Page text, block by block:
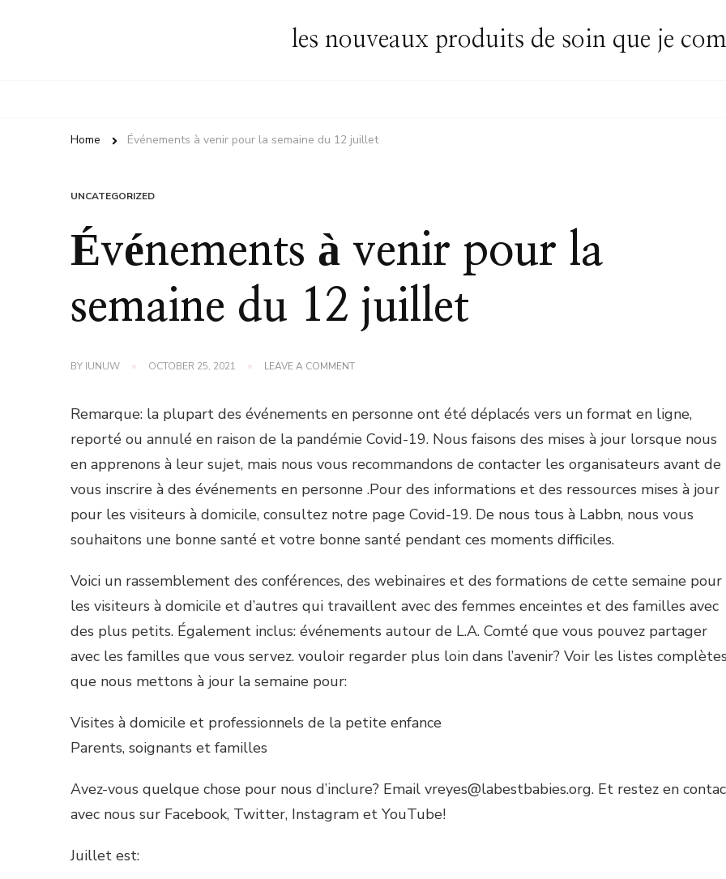
les nouveaux produits de soin que je
Home Événements à venir pour la semaine du 12 juillet
UNCATEGORIZED
Événements à venir pour la
semaine du 12 juillet
BY IUNUW OCTOBER 25, 2021 LEAVE A COMMENTON
POUR
LA
SEMAINE
DU
JUILLET
Remarque: la plupart des événements en personne ont été déplacés vers un format en ligne,
reporté ou annulé en raison de la pandémie Covid-19. Nous faisons des mises à jour lorsque nous
en apprenons à leur sujet, mais nous vous recommandons de contacter les organisateurs avant de
vous inscrire à des événements en personne .Pour des informations et des ressources mises à jour
pour les visiteurs à domicile, consultez notre page Covid-19. De nous tous à Labbn, nous vous
souhaitons une bonne santé et votre bonne santé pendant ces moments difficiles.
Voici un rassemblement des conférences, des webinaires et des formations de cette semaine pour
les visiteurs à domicile et d’autres qui travaillent avec des femmes enceintes et des familles avec
des plus petits. Également inclus: événements autour de L.A. Comté que vous pouvez partager
avec les familles que vous servez. vouloir regarder plus loin dans l’avenir? Voir les listes
que nous mettons à jour la semaine pour:
Visites à domicile et professionnels de la petite enfance
Parents, soignants et familles
Avez-vous quelque chose pour nous d’inclure? Email vreyes@labestbabies.org. Et restez en
avec nous sur Facebook, Twitter, Instagram et YouTube!
Juillet est: